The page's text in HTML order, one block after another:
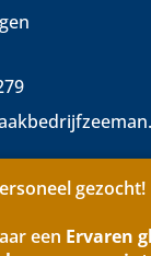
beheer:Pixelsz
gezocht!
een Ervaren